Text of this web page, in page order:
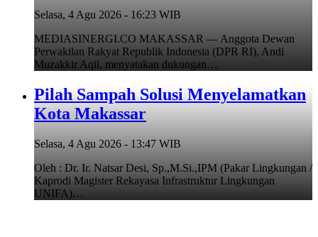
Selasa, 4 Agu 2026 - 16:23 WIB
MEDIASINERGI.CO MAKASSAR — Anggota Dewan
Perwakilan Rakyat Republik Indonesia (DPR RI), Andi
Muzakkir Aqil, menyatakan dukungan…
Pilah Sampah Solusi Menyelamatkan
Kota Makassar
Selasa, 4 Agu 2026 - 13:47 WIB
Oleh : Dr. Ir. Natsar Desi, Sp.,M.Si.,IPM (Pakar Lingkungan /
Kaprodi Magister Rekayasa Infrastruktur Lingkungan
UNIFA)…